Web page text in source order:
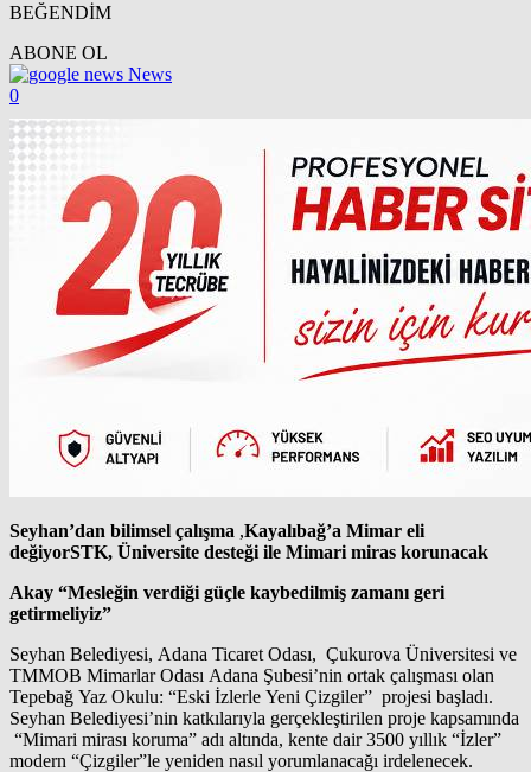
BEĞENDİM
ABONE OL
News
0
Seyhan’dan bilimsel çalışma ,Kayalıbağ’a Mimar eli
değiyorSTK, Üniversite desteği ile Mimari miras korunacak
Akay “Mesleğin verdiği güçle kaybedilmiş zamanı geri
getirmeliyiz”
Seyhan Belediyesi, Adana Ticaret Odası, Çukurova Üniversitesi ve
TMMOB Mimarlar Odası Adana Şubesi’nin ortak çalışması olan
Tepebağ Yaz Okulu: “Eski İzlerle Yeni Çizgiler” projesi başladı.
Seyhan Belediyesi’nin katkılarıyla gerçekleştirilen proje kapsamında
“Mimari mirası koruma” adı altında, kente dair 3500 yıllık “İzler”
modern “Çizgiler”le yeniden nasıl yorumlanacağı irdelenecek.